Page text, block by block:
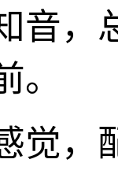
音，
觉，